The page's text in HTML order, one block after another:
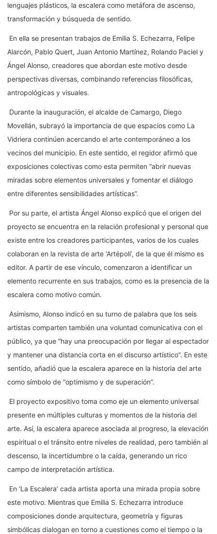
lenguajes plásticos, la escalera como metáfora de ascenso,
transformación y búsqueda de sentido.
En ella se presentan trabajos de Emilia S. Echezarra, Felipe
Alarcón, Pablo Quert, Juan Antonio Martínez, Rolando Paciel y
Ángel Alonso, creadores que abordan este motivo desde
perspectivas diversas, combinando referencias filosóficas,
antropológicas y visuales.
Durante la inauguración, el alcalde de Camargo, Diego
Movellán, subrayó la importancia de que espacios como La
Vidriera continúen acercando el arte contemporáneo a los
vecinos del municipio. En este sentido, el regidor afirmó que
exposiciones colectivas como esta permiten “abrir nuevas
miradas sobre elementos universales y fomentar el diálogo
entre diferentes sensibilidades artísticas”.
Por su parte, el artista Ángel Alonso explicó que el origen del
proyecto se encuentra en la relación profesional y personal que
existe entre los creadores participantes, varios de los cuales
colaboran en la revista de arte ‘Artépoli’, de la que él mismo es
editor. A partir de ese vínculo, comenzaron a identificar un
elemento recurrente en sus trabajos, como es la presencia de la
escalera como motivo común.
Asimismo, Alonso indicó en su turno de palabra que los seis
artistas comparten también una voluntad comunicativa con el
público, ya que “hay una preocupación por llegar al espectador
y mantener una distancia corta en el discurso artístico”. En este
sentido, añadió que la escalera aparece en la historia del arte
como símbolo de “optimismo y de superación”.
El proyecto expositivo toma como eje un elemento universal
presente en múltiples culturas y momentos de la historia del
arte. Así, la escalera aparece asociada al progreso, la elevación
espiritual o el tránsito entre niveles de realidad, pero también al
descenso, la incertidumbre o la caída, generando un rico
campo de interpretación artística.
En ‘La Escalera’ cada artista aporta una mirada propia sobre
este motivo. Mientras que Emilia S. Echezarra introduce
composiciones donde arquitectura, geometría y figuras
simbólicas dialogan en torno a cuestiones como el tiempo o la